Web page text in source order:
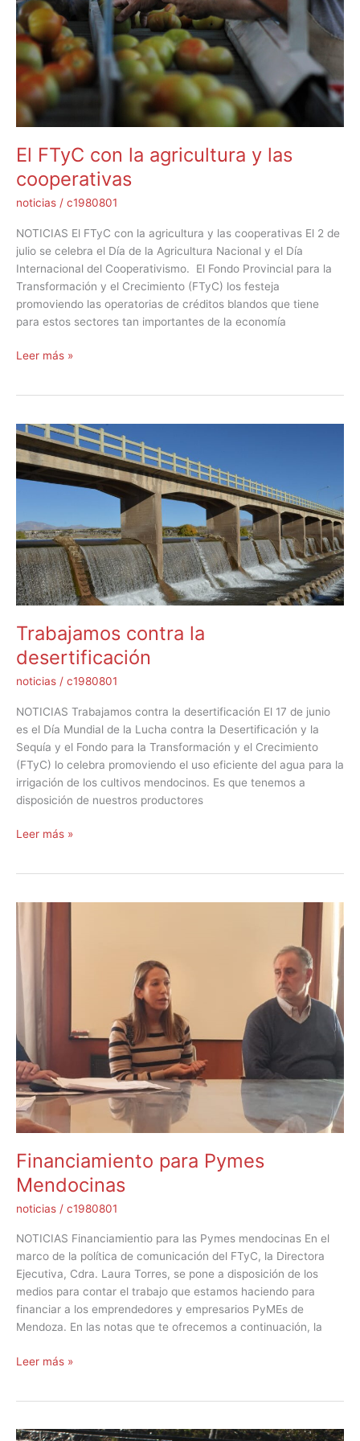
El FTyC con la agricultura y las
cooperativas
noticias / c1980801
NOTICIAS El FTyC con la agricultura y las cooperativas El 2 de
julio se celebra el Día de la Agricultura Nacional y el Día
Internacional del Cooperativismo. El Fondo Provincial para la
Transformación y el Crecimiento (FTyC) los festeja
promoviendo las operatorias de créditos blandos que tiene
para estos sectores tan importantes de la economía
y
las
cooperativas
Leer más »
Trabajamos contra la
desertificación
noticias / c1980801
NOTICIAS Trabajamos contra la desertificación El 17 de junio
es el Día Mundial de la Lucha contra la Desertificación y la
Sequía y el Fondo para la Transformación y el Crecimiento
(FTyC) lo celebra promoviendo el uso eficiente del agua para la
irrigación de los cultivos mendocinos. Es que tenemos a
disposición de nuestros productores
Trabajamos
contra
la
desertificación
Leer más »
Financiamiento para Pymes
Mendocinas
noticias / c1980801
NOTICIAS Financiamientio para las Pymes mendocinas En el
marco de la política de comunicación del FTyC, la Directora
Ejecutiva, Cdra. Laura Torres, se pone a disposición de los
medios para contar el trabajo que estamos haciendo para
financiar a los emprendedores y empresarios PyMEs de
Mendoza. En las notas que te ofrecemos a continuación, la
Financiamiento
Pymes
Mendocinas
Leer más »
Mejorar